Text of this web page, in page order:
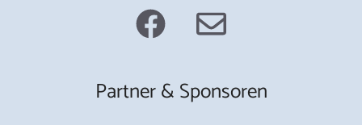
Partner & Sponsoren